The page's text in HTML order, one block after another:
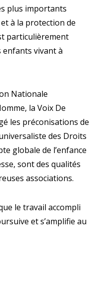
plus importants
à la protection de
particulièrement
enfants vivant à
Nationale
la Voix De
les préconisations de
des Droits
globale de l’enfance
sont des qualités
associations.
le travail accompli
et s’amplifie au